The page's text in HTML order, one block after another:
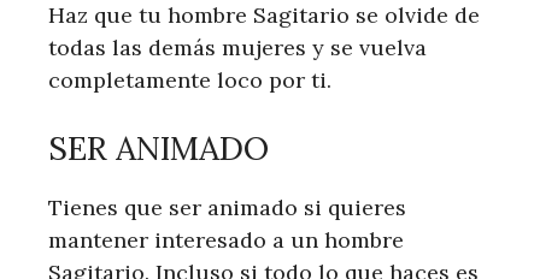
Haz que tu hombre Sagitario se olvide de
todas las demás mujeres y se vuelva
completamente loco por ti.
SER ANIMADO
Tienes que ser animado si quieres
mantener interesado a un hombre
Sagitario. Incluso si todo lo que haces es